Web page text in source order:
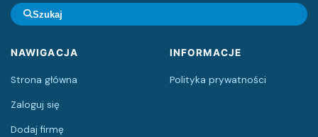
Szukaj
NAWIGACJA
Strona główna
Zaloguj się
Dodaj firmę
INFORMACJE
Polityka prywatności